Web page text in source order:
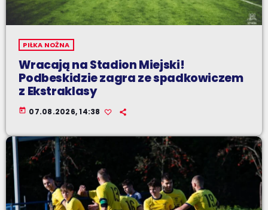
PIŁKA NOŻNA
Wracają na Stadion Miejski!
Podbeskidzie zagra ze spadkowiczem
z Ekstraklasy
today 07.08.2026, 14:38